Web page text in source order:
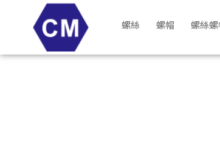
承名實業有限公司 螺絲 螺帽，客製化螺絲,尼龍
螺絲 螺帽 螺絲